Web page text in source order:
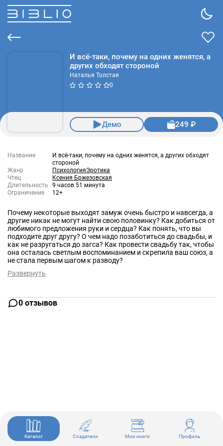
И всё-таки, почему на одних женятся, а
других обходят стороной
Наталья Толстая
0
Демо 249 ₽
Название
И всё-таки, почему на одних женятся, а других обходят
стороной
Жанр
ПсихологияЭротика
Чтец
Ксения Бржезовская
Длительность
9 часов 51 минута
Ограничение
12+
Почему некоторые выходят замуж очень быстро и навсегда, а
другие никак не могут найти свою половинку? Как добиться от
любимого предложения руки и сердца? Как понять, что вы
подходите друг другу? О чем надо позаботиться до свадьбы, и
как не разругаться до загса? Как провести свадьбу так, чтобы
она осталась светлым воспоминанием и скрепила ваш союз, а
не стала первым шагом к разводу?
Развернуть
0 отзывов
Каталог Создатели Мои книги Профиль